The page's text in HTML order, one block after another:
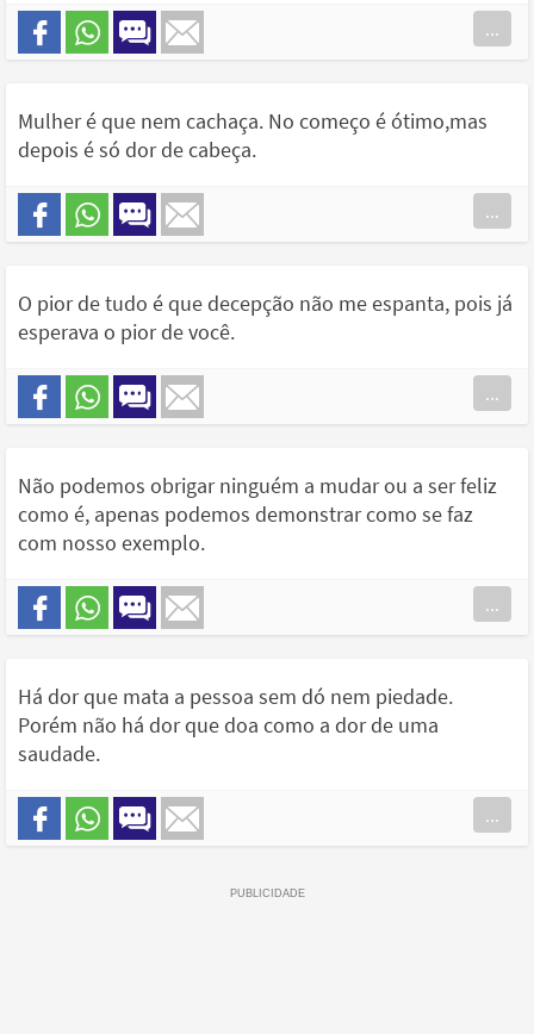
...
Mulher é que nem cachaça. No começo é ótimo,mas
depois é só dor de cabeça.
...
O pior de tudo é que decepção não me espanta, pois já
esperava o pior de você.
...
Não podemos obrigar ninguém a mudar ou a ser feliz
como é, apenas podemos demonstrar como se faz
com nosso exemplo.
...
Há dor que mata a pessoa sem dó nem piedade.
Porém não há dor que doa como a dor de uma
saudade.
...